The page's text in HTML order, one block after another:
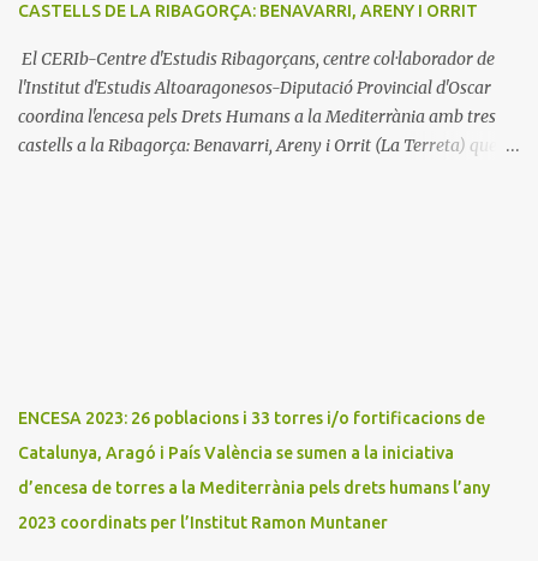
CASTELLS DE LA RIBAGORÇA: BENAVARRI, ARENY I ORRIT
El CERIb-Centre d'Estudis Ribagorçans, centre col·laborador de
l'Institut d'Estudis Altoaragonesos-Diputació Provincial d'Oscar
coordina l'encesa pels Drets Humans a la Mediterrània amb tres
castells a la Ribagorça: Benavarri, Areny i Orrit (La Terreta) que
ENCESA 2023: 26 poblacions i 33 torres i/o fortificacions de
Catalunya, Aragó i País València se sumen a la iniciativa
d’encesa de torres a la Mediterrània pels drets humans l’any
2023 coordinats per l’Institut Ramon Muntaner